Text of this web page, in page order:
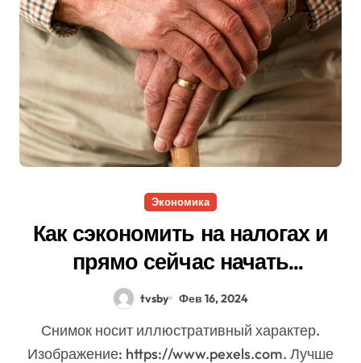
Экономика
Как сэкономить на налогах и
прямо сейчас начать
увеличивать свою пенсию
tvsby Фев 16, 2024
Снимок носит иллюстративный характер.
Изображение: https://www.pexels.com. Лучше